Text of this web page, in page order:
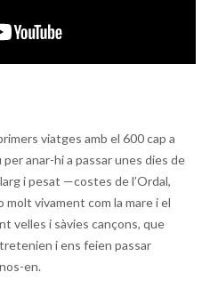
viatges amb el 600 cap a
anar-hi a passar unes dies de
i pesat —costes de l’Ordal,
vivament com la mare i el
velles i sàvies cançons, que
i ens feien passar
en.